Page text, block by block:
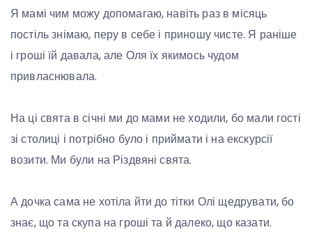
Я мамі чим можу допомагаю, навіть раз в місяць
постіль знімаю, перу в себе і приношу чисте. Я раніше
і гроші їй давала, але Оля їх якимось чудом
привласнювала.
На ці свята в січні ми до мами не ходили, бо мали гості
зі столиці і потрібно було і приймати і на екскурсії
возити. Ми були на Різдвяні свята.
А дочка сама не хотіла йти до тітки Олі щедрувати, бо
знає, що та скупа на гроші та й далеко, що казати.